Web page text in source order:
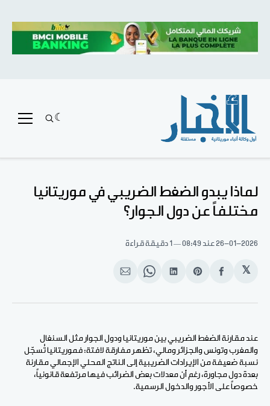
لماذا يبدو الضغط الضريبي في موريتانيا
مختلفاً عن دول الجوار؟
26-01-2026عند 08:49 1 دقيقة قراءة
𝕏
انشر
الفيسبوك
Share
Pinterest
انشر
لينكد
Share
WhatsApp
انشر
الإيميل
عند مقارنة الضغط الضريبي بين موريتانيا ودول الجوار مثل السنغال
والمغرب وتونس والجزائر ومالي، تظهر مفارقة لافتة: فموريتانيا تُسجّل
نسبة ضعيفة من الإيرادات الضريبية إلى الناتج المحلي الإجمالي مقارنة
بعدة دول مجاورة، رغم أن معدلات بعض الضرائب فيها مرتفعة قانونياً،
خصوصاً على الأجور والدخول الرسمية.